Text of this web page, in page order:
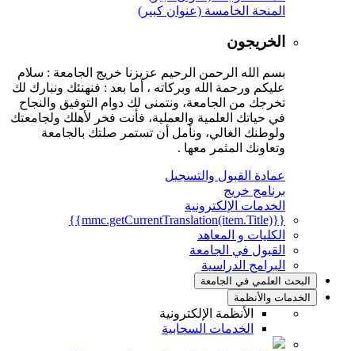
المنحة الخامسة (عنوان كبير)
الخريجون
بسم الله الرحمن الرحيم عزيزنا خريج الجامعة : سلام
عليكم ورحمة الله وبركاته ، أما بعد : فنهنئك ونبارك لك
تخرجك من الجامعة، ونتمنى لك دوام التوفيق والنجاح
في حياتك العلمية والعملية، فأنت فخر لأهلك ولجامعتك
ولوطنك الغالي، ونأمل أن تستمر صلتك بالجامعة
وتعاونك المثمر معها .
عمادة القبول والتسجيل
برنامج خريج
الخدمات الإلكترونية
{{mmc.getCurrentTranslation(item.Title)}}
الكليات و المعاهد
القبول في الجامعة
البرامج الدراسية
البحث العلمي في الجامعة
الخدمات والأنظمة
الأنظمة الإلكترونية
الخدمات السحابية